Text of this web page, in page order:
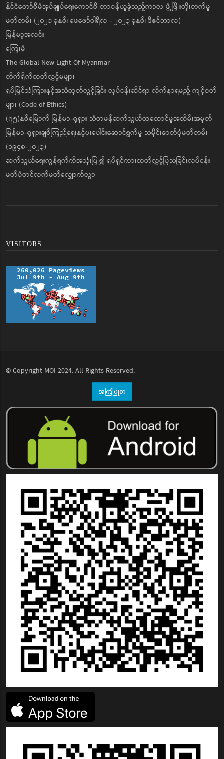
နိုင်ငံတော်စီမံအုပ်ချုပ်ရေးကောင်စီ တာဝန်ယူခဲ့သည့်ကာလ ဖွံ့ဖြိုးတိုးတက်မှု
မှတ်တမ်း (၂၀၂၁ ခုနှစ်၊ ဖေဖော်ဝါရီလ - ၂၀၂၃ ခုနှစ်၊ ဒီဇင်ဘာလ)
မြန်မာ့အလင်း
ကြေးမုံ
The Global New Light Of Myanmar
တိုက်ရိုက်ထုတ်လွှင့်မှုများ
ရုပ်မြင်သံကြားနှင့်အသံထုတ်လွှင့်ခြင်း လုပ်ငန်းဆိုင်ရာ လိုက်နာရမည့် ကျင့်ဝတ်
များ (Code of Ethics)
(၇၅)နှစ်မြောက် မြန်မာ-ရုရှား သံတမန်ဆက်သွယ်ထူထောင်မှုအထိမ်းအမှတ်
မြန်မာ-ရုရှားချစ်ကြည်ရေးနှင့်ပူးပေါင်းဆောင်ရွက်မှု သမိုင်းဓာတ်ပုံမှတ်တမ်း
(၁၉၄၈-၂၀၂၃)
ဆက်သွယ်ရေးကွန်ရက်ကိုအသုံးပြု၍ ရုပ်ရှင်ကားထုတ်လွှင့်ပြသခြင်းလုပ်ငန်း
မှတ်ပုံတင်လက်မှတ်လျှောက်လွှာ
VISITORS
© Copyright MOI 2024. All Rights Reserved.
အကြံပြုစာ